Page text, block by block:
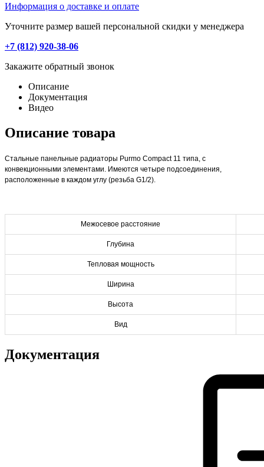
Информация о доставке и оплате
Уточните размер вашей персональной скидки у менеджера
+7 (812) 920-38-06
Закажите обратный звонок
Описание
Документация
Видео
Описание товара
Стальные панельные радиаторы Purmo Compact 11 типа, с
конвекционными элементами. Имеются четыре подсоединения,
расположенные в каждом углу (резьба G1/2).
Межосевое расстояние
Глубина
Тепловая мощность
Ширина
Высота
Вид
Документация